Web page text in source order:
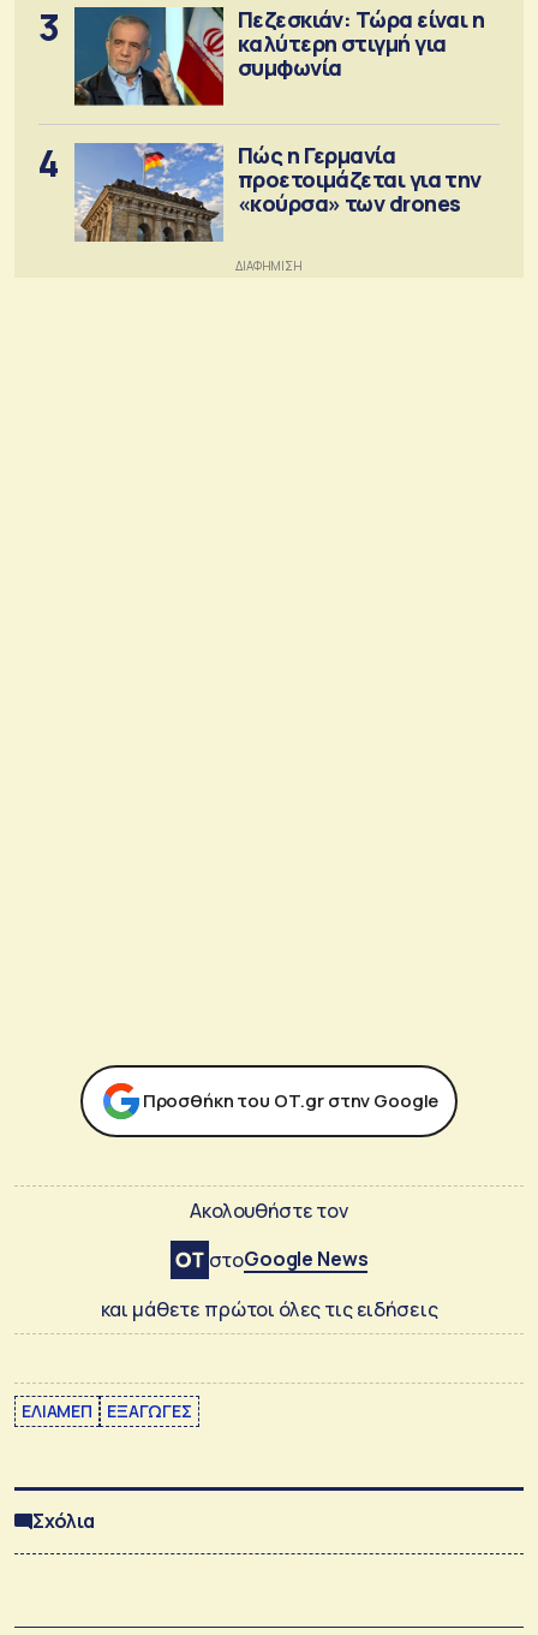
3
Πεζεσκιάν: Τώρα είναι η
καλύτερη στιγμή για
συμφωνία
4
Πώς η Γερμανία
προετοιμάζεται για την
«κούρσα» των drones
Προσθήκη του ΟΤ.gr στην Google
Ακολουθήστε τον
στοGoogle News
και μάθετε πρώτοι όλες τις ειδήσεις
ΕΛΙΑΜΕΠ ΕΞΑΓΩΓΕΣ
Σχόλια